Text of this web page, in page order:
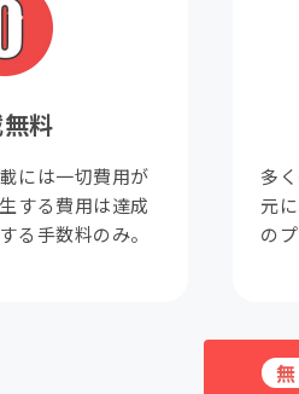
料
には一切費用が
する費用は達成
る手数料のみ。
多
元
の